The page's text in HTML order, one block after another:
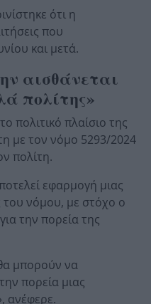
ότι η
που
και μετά.
αισθάνεται
πολίτης»
πολιτικό πλαίσιο της
με τον νόμο 5293/2024
πολίτη.
εφαρμογή μιας
του νόμου, με στόχο ο
την πορεία της
μπορούν να
πορεία μιας
ανέφερε.